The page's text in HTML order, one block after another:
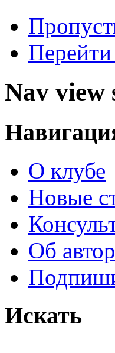
Nav view
О клубе
Новые
Об
Искать